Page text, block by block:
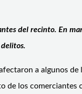
del recinto. En
a algunos
de los